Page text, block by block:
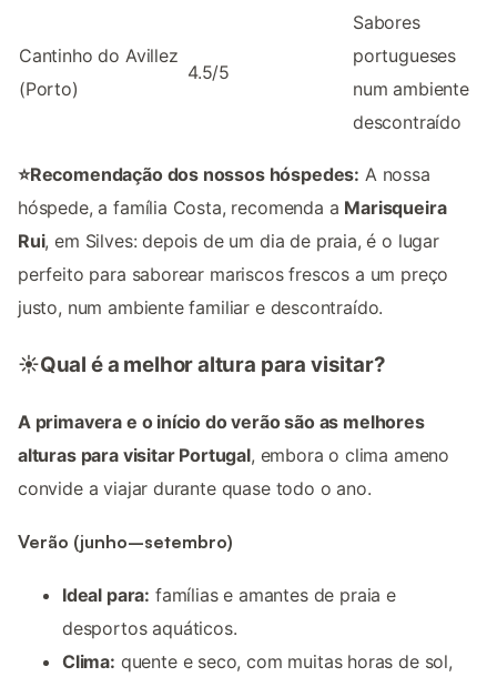
Cantinho do Avillez
(Porto)
4.5/5
Sabores
portugueses
num ambiente
descontraído
⭐Recomendação dos nossos hóspedes: A nossa
hóspede, a família Costa, recomenda a Marisqueira
Rui, em Silves: depois de um dia de praia, é o lugar
perfeito para saborear mariscos frescos a um preço
justo, num ambiente familiar e descontraído.
☀️Qual é a melhor altura para visitar?
A primavera e o início do verão são as melhores
alturas para visitar Portugal, embora o clima ameno
convide a viajar durante quase todo o ano.
Verão (junho–setembro)
Ideal para: famílias e amantes de praia e
desportos aquáticos.
Clima: quente e seco, com muitas horas de sol,